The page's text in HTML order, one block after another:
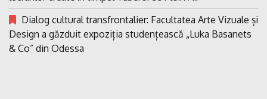
Dialog cultural transfrontalier: Facultatea Arte Vizuale și
Design a găzduit expoziția studențească „Luka Basanets
& Co” din Odessa